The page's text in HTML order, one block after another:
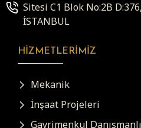
Sitesi C1 Blok No:2B
İSTANBUL
HIZMETLERIMIZ
Mekanik
İnşaat Projeleri
Gayrimenkul